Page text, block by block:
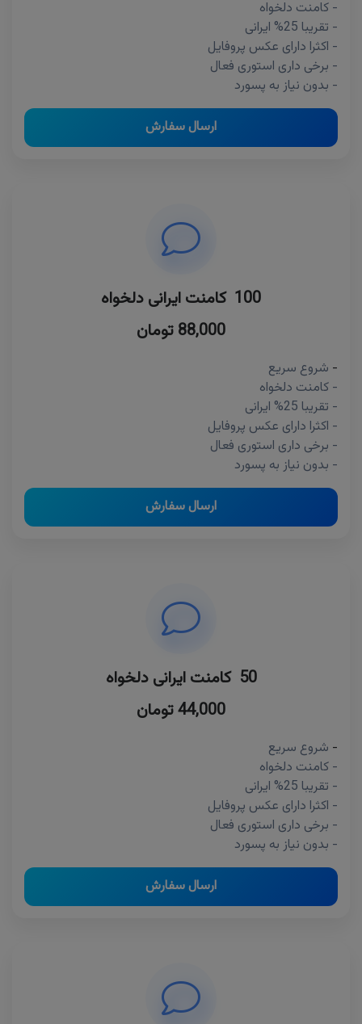
- کامنت دلخواه
- تقریبا 25% ایرانی
- اکثرا دارای عکس پروفایل
- برخی داری استوری فعال
- بدون نیاز به پسورد
ارسال سفارش
100 کامنت ایرانی دلخواه
88,000 تومان
- شروع سریع
- کامنت دلخواه
- تقریبا 25% ایرانی
- اکثرا دارای عکس پروفایل
- برخی داری استوری فعال
- بدون نیاز به پسورد
ارسال سفارش
50 کامنت ایرانی دلخواه
44,000 تومان
- شروع سریع
- کامنت دلخواه
- تقریبا 25% ایرانی
- اکثرا دارای عکس پروفایل
- برخی داری استوری فعال
- بدون نیاز به پسورد
ارسال سفارش